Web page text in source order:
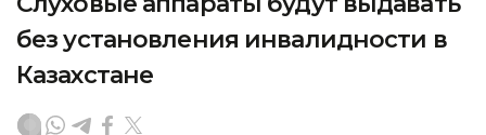
без установления инвалидности в
Казахстане